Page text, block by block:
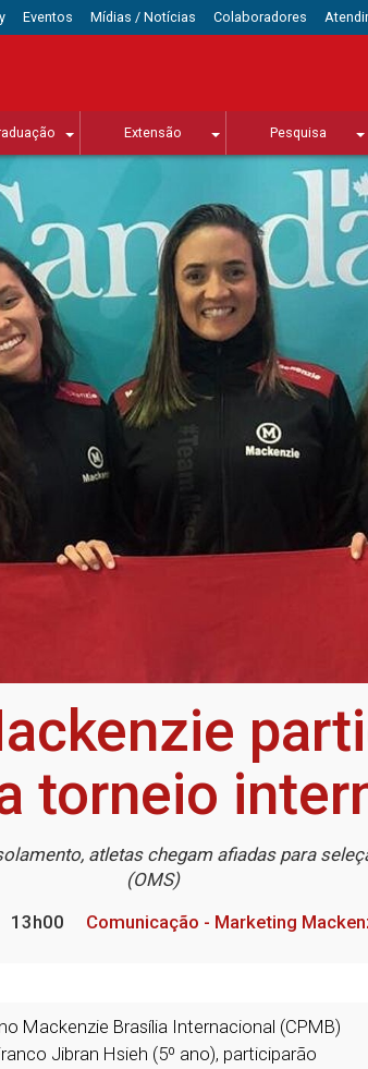
Eventos Mídias / Notícias Colaboradores
Extensão Pesquisa
torneio
atletas chegam afiadas para
(OMS)
13h00 Comunicação - Marketing
Mackenzie Brasília Internacional (CPMB)
Jibran Hsieh (5º ano), participarão